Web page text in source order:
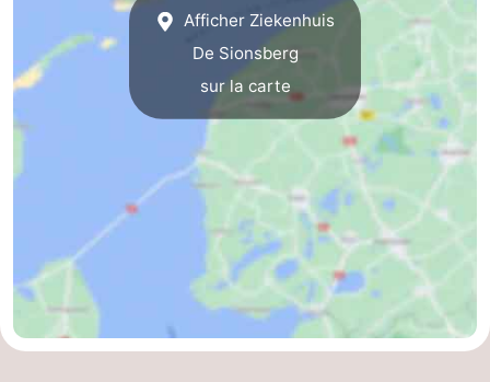
Schierduin
Vitamaris
Campings
Chaumières
Schierduin
Vitamaris
Hôtels
Afficher Ziekenhuis
De Sionsberg
sur la carte